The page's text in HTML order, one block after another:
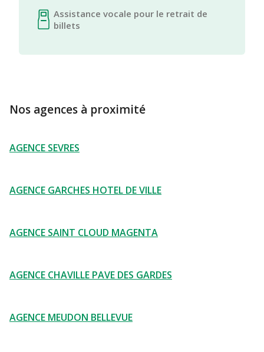
Assistance vocale pour le retrait de
billets
Nos agences à proximité
AGENCE SEVRES
AGENCE GARCHES HOTEL DE VILLE
AGENCE SAINT CLOUD MAGENTA
AGENCE CHAVILLE PAVE DES GARDES
AGENCE MEUDON BELLEVUE